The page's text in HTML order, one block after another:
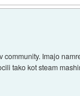
community. Imajo
tako kot steam